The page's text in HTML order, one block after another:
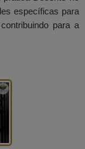
específicas para
para a